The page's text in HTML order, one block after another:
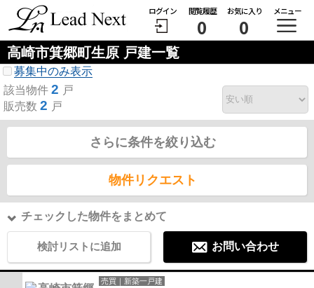
ログイン 閲覧履歴
0
お気に入り
0
メニュー
高崎市箕郷町生原 戸建一覧
募集中のみ表示
該当物件 2 戸
販売数 2 戸
さらに条件を絞り込む
物件リクエスト
チェックした物件をまとめて
検討リストに追加 お問い合わせ
売買｜新築一戸建